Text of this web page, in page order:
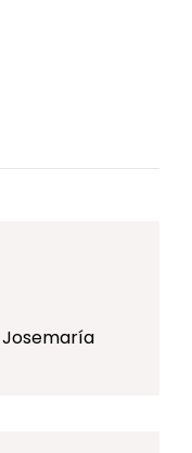
Josemaría